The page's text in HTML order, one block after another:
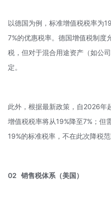
以德国为例，标准增值税税率为
7%的优惠税率。德国增值税制度
税，但对于混合用途资产 （如公
定。
此外，根据最新政策，自2026年
增值税税率将从19%降至7%；但
19%的标准税率，不在此次降税范
02 销售税体系（美国）